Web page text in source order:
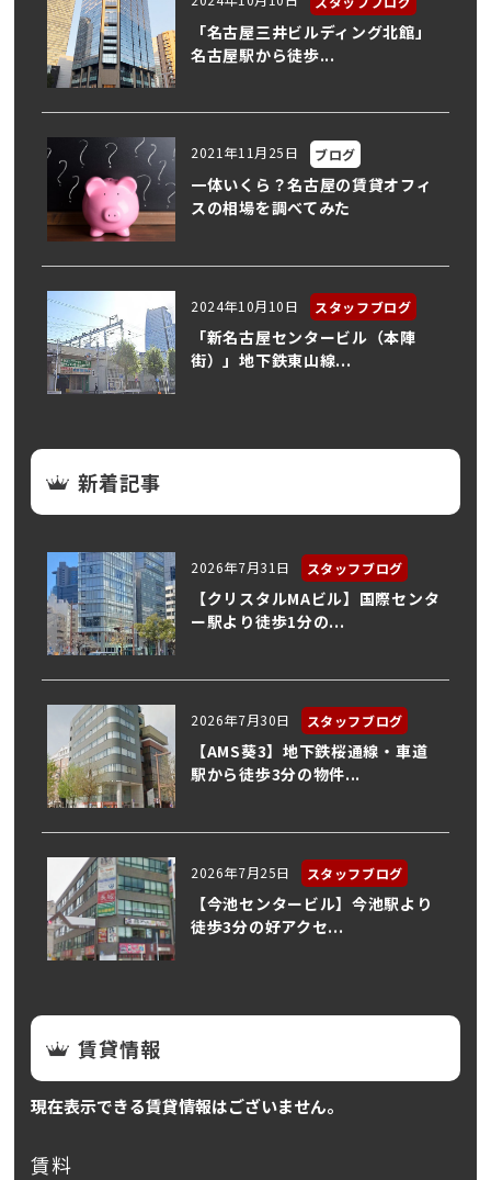
「名古屋三井ビルディング北館」
名古屋駅から徒歩...
2021年11月25日 ブログ
一体いくら？名古屋の賃貸オフィ
スの相場を調べてみた
2024年10月10日 スタッフブログ
「新名古屋センタービル（本陣
街）」地下鉄東山線...
新着記事
2026年7月31日 スタッフブログ
【クリスタルMAビル】国際センタ
ー駅より徒歩1分の...
2026年7月30日 スタッフブログ
【AMS葵3】地下鉄桜通線・車道
駅から徒歩3分の物件...
2026年7月25日 スタッフブログ
【今池センタービル】今池駅より
徒歩3分の好アクセ...
賃貸情報
現在表示できる賃貸情報はございません。
賃料